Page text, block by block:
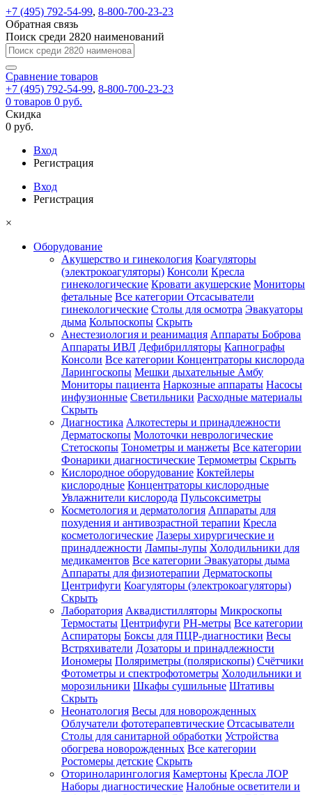
+7 (495) 792-54-99, 8-800-700-23-23
Обратная связь
Поиск среди 2820 наименований
Сравнение товаров
+7 (495) 792-54-99, 8-800-700-23-23
0 товаров 0 руб.
Скидка
0 руб.
Вход
Регистрация
Вход
Регистрация
×
Оборудование
Акушерство и гинекология Коагуляторы
(электрокоагуляторы) Консоли Кресла
гинекологические Кровати акушерские Мониторы
фетальные Все категории Отсасыватели
гинекологические Столы для осмотра Эвакуаторы
дыма Кольпоскопы Скрыть
Анестезиология и реанимация Аппараты Боброва
Аппараты ИВЛ Дефибрилляторы Капнографы
Консоли Все категории Концентраторы кислорода
Ларингоскопы Мешки дыхательные Амбу
Мониторы пациента Наркозные аппараты Насосы
инфузионные Светильники Расходные материалы
Скрыть
Диагностика Алкотестеры и принадлежности
Дерматоскопы Молоточки неврологические
Стетоскопы Тонометры и манжеты Все категории
Фонарики диагностические Термометры Скрыть
Кислородное оборудование Коктейлеры
кислородные Концентраторы кислородные
Увлажнители кислорода Пульсоксиметры
Косметология и дерматология Аппараты для
похудения и антивозрастной терапии Кресла
косметологические Лазеры хирургические и
принадлежности Лампы-лупы Холодильники для
медикаментов Все категории Эвакуаторы дыма
Аппараты для физиотерапии Дерматоскопы
Центрифуги Коагуляторы (электрокоагуляторы)
Скрыть
Лаборатория Аквадистилляторы Микроскопы
Термостаты Центрифуги PH-метры Все категории
Аспираторы Боксы для ПЦР-диагностики Весы
Встряхиватели Дозаторы и принадлежности
Иономеры Поляриметры (полярископы) Счётчики
Фотометры и спектрофотометры Холодильники и
морозильники Шкафы сушильные Штативы
Скрыть
Неонатология Весы для новорожденных
Облучатели фототерапевтические Отсасыватели
Столы для санитарной обработки Устройства
обогрева новорожденных Все категории
Ростомеры детские Скрыть
Оториноларингология Камертоны Кресла ЛОР
Наборы диагностические Налобные осветители и